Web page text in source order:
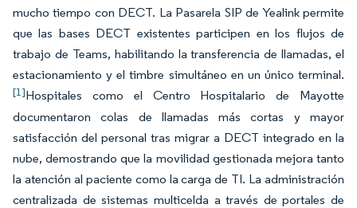
mucho tiempo con DECT. La Pasarela SIP de Yealink permite
que las bases DECT existentes participen en los flujos de
trabajo de Teams, habilitando la transferencia de llamadas, el
estacionamiento y el timbre simultáneo en un único terminal.
[1]Hospitales como el Centro Hospitalario de Mayotte
documentaron colas de llamadas más cortas y mayor
satisfacción del personal tras migrar a DECT integrado en la
nube, demostrando que la movilidad gestionada mejora tanto
la atención al paciente como la carga de TI. La administración
centralizada de sistemas multicelda a través de portales de